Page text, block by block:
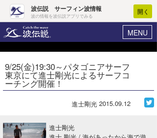
波伝説 サーフィン波情報
波の情報を波伝説アプリでみる
開く
MENU
ヘルプ マイホーム
ログイン
WAVE HUNTER波予想ツール
9/25(金)19:30～パタゴニアサーフ
東京にて進士剛光によるサーフコ
ーチング開催！
進士剛光 2015.09.12
進士剛光
Core Surf Japan
コンテスト
ファッション/グッズ
アート＆エンタメ